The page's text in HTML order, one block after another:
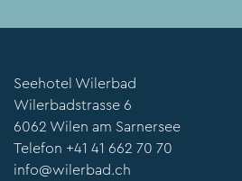
Seehotel Wilerbad
Wilerbadstrasse 6
6062 Wilen am Sarnersee
Telefon +41 41 662 70 70
info@wilerbad.ch